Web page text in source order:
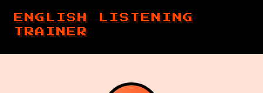
ENGLISH LISTENING
TRAINER